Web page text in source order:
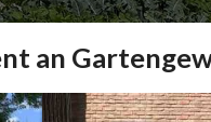
an